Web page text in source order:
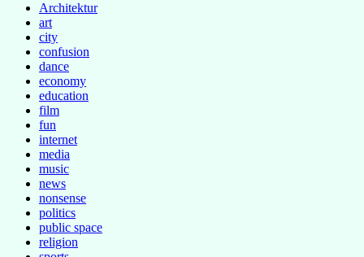
Architektur
art
city
confusion
dance
economy
education
film
fun
internet
media
music
news
nonsense
politics
public space
religion